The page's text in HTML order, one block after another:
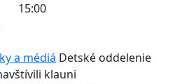
15:00
a médiá Detské oddelenie
klauni